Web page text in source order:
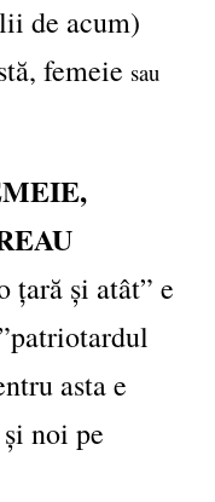
de acum)
femeie sau
țară și atât” e
asta e
noi pe